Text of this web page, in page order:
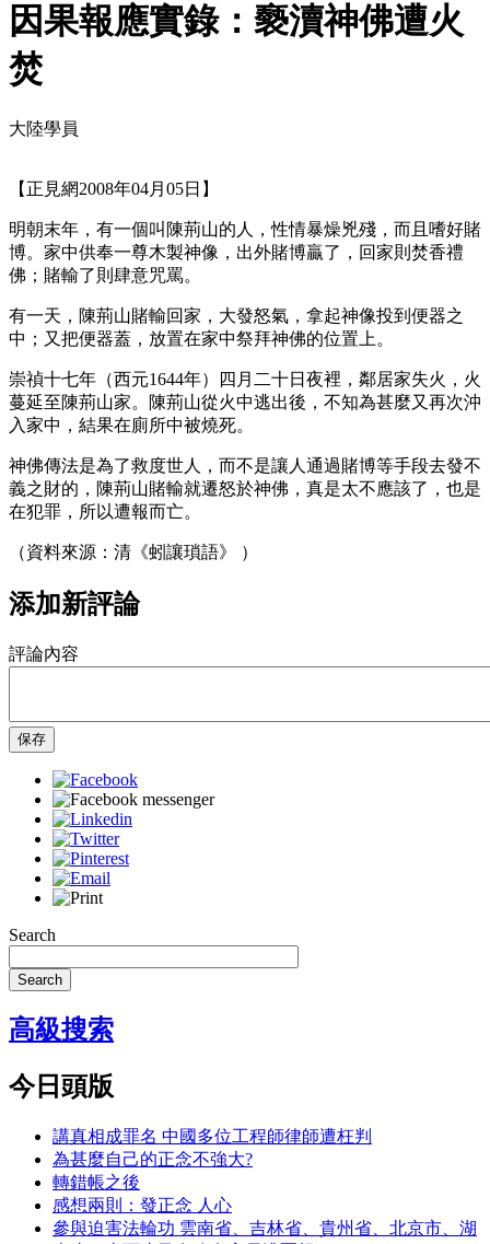
因果報應實錄：褻瀆神佛遭火
焚
大陸學員
【正見網2008年04月05日】
明朝末年，有一個叫陳荊山的人，性情暴燥兇殘，而且嗜好賭
博。家中供奉一尊木製神像，出外賭博贏了，回家則焚香禮
佛；賭輸了則肆意咒罵。
有一天，陳荊山賭輸回家，大發怒氣，拿起神像投到便器之
中；又把便器蓋，放置在家中祭拜神佛的位置上。
崇禎十七年（西元1644年）四月二十日夜裡，鄰居家失火，火
蔓延至陳荊山家。陳荊山從火中逃出後，不知為甚麼又再次沖
入家中，結果在廁所中被燒死。
神佛傳法是為了救度世人，而不是讓人通過賭博等手段去發不
義之財的，陳荊山賭輸就遷怒於神佛，真是太不應該了，也是
在犯罪，所以遭報而亡。
（資料來源：清《蚓讓瑣語》 ）
添加新評論
評論內容
保存
Search
Search
高級搜索
今日頭版
講真相成罪名 中國多位工程師律師遭枉判
為甚麼自己的正念不強大?
轉錯帳之後
感想兩則：發正念 人心
參與迫害法輪功 雲南省、吉林省、貴州省、北京市、湖